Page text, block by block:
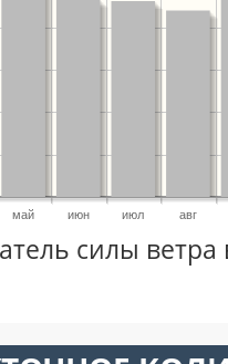
май июн июл авг
силы ветра